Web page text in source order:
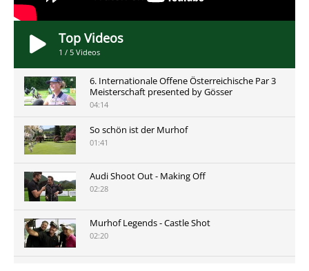
Top Videos
1 / 5 Videos
6. Internationale Offene Österreichische Par 3
Meisterschaft presented by Gösser
04:14
So schön ist der Murhof
01:41
Audi Shoot Out - Making Off
02:28
Murhof Legends - Castle Shot
02:20